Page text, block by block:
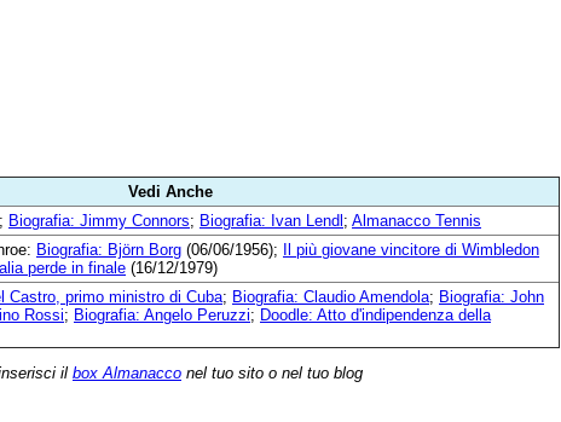
Vedi Anche
; Biografia: Jimmy Connors; Biografia: Ivan Lendl ; Almanacco Tennis
Biografia: Björn Borg (06/06/1956);
Il più giovane vincitore di Wimbledon
perde in finale (16/12/1979)
Castro, primo ministro di Cuba; Biografia: Claudio Amendola; Biografia: John
Rossi; Biografia: Angelo Peruzzi; Doodle: Atto d'indipendenza della
il box Almanacco nel tuo sito o nel tuo blog